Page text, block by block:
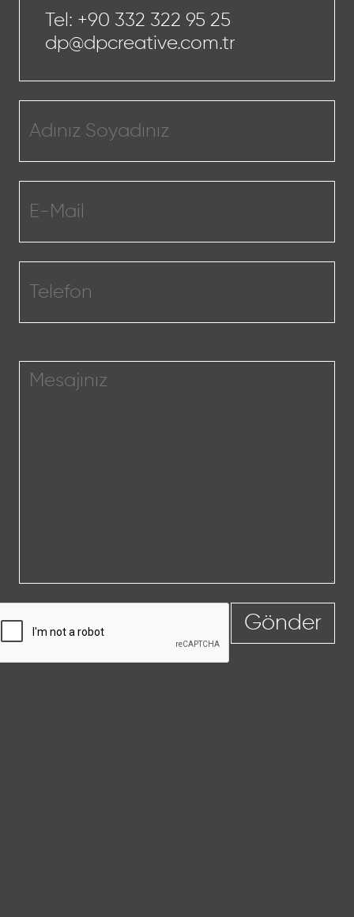
Tel: +90 332 322 95 25
dp@dpcreative.com.tr
Gönder